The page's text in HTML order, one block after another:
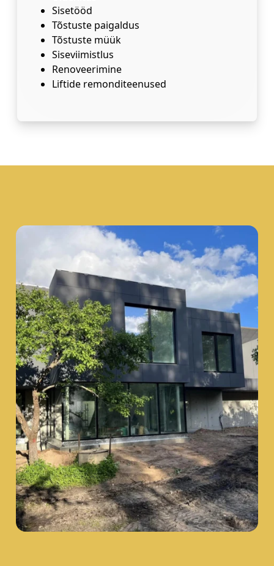
Sisetööd
Tõstuste paigaldus
Tõstuste müük
Siseviimistlus
Renoveerimine
Liftide remonditeenused